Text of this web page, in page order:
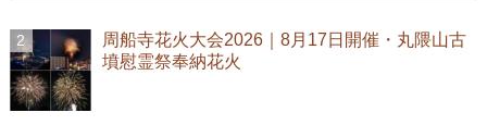
周船寺花火大会2026｜8月17日開催・丸隈山古
墳慰霊祭奉納花火